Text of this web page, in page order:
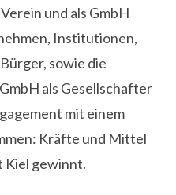
und als GmbH
Institutionen,
sowie die
als Gesellschafter
mit einem
Kräfte und Mittel
Kiel gewinnt.